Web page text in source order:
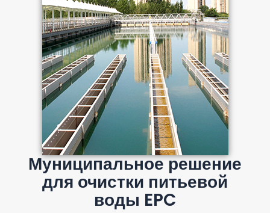
Муниципальное решение
для очистки питьевой
воды EPC